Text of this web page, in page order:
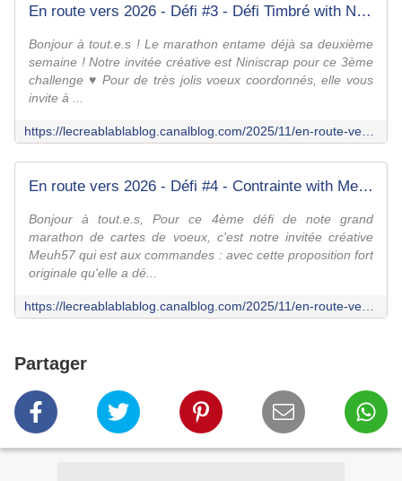
En route vers 2026 - Défi #3 - Défi Timbré with Niniscrap - Le creablablablog
Bonjour à tout.e.s ! Le marathon entame déjà sa deuxième
semaine ! Notre invitée créative est Niniscrap pour ce 3ème
challenge ♥ Pour de très jolis voeux coordonnés, elle vous
invite à ...
En route vers 2026 - Défi #4 - Contrainte with Meuh57 - Le creablablablog
Bonjour à tout.e.s, Pour ce 4ème défi de note grand
marathon de cartes de voeux, c'est notre invitée créative
Meuh57 qui est aux commandes : avec cette proposition fort
originale qu'elle a dé...
Partager